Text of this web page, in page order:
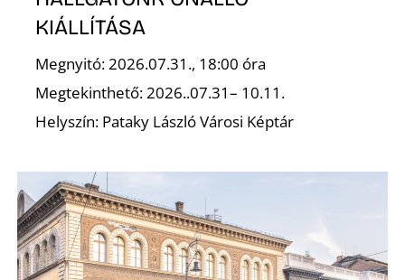
KIÁLLÍTÁSA
Megnyitó: 2026.07.31., 18:00 óra
Megtekinthető: 2026..07.31– 10.11.
Helyszín: Pataky László Városi Képtár